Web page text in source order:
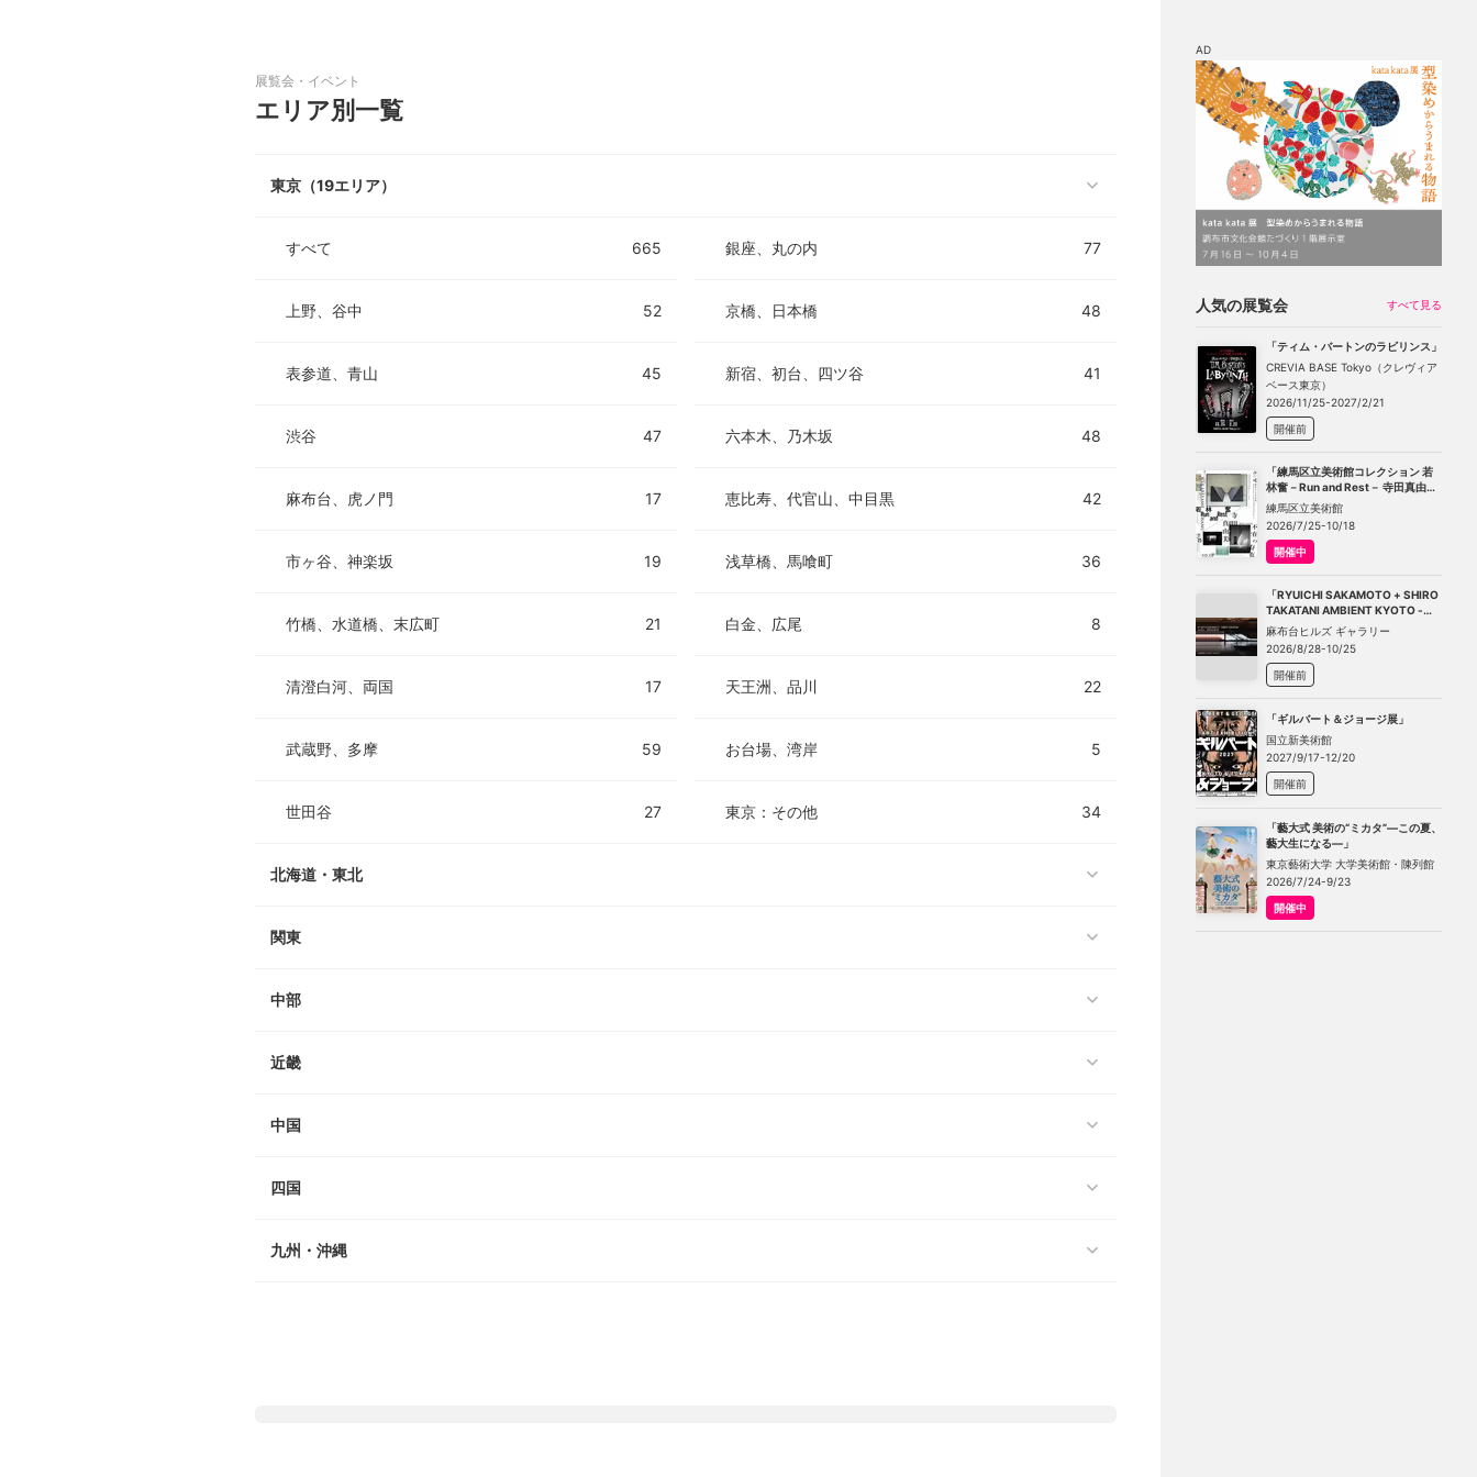
ホーム
展覧会タグ一覧
チケット割引
展覧会・イベント
エリア別一覧
東京（19エリア）
すべて 665 銀座、丸の内 77
上野、谷中 52 京橋、日本橋 48
表参道、青山 45 新宿、初台、四ツ谷 41
渋谷 47 六本木、乃木坂 48
麻布台、虎ノ門 17 恵比寿、代官山、中目黒 42
市ヶ谷、神楽坂 19 浅草橋、馬喰町 36
竹橋、水道橋、末広町 21 白金、広尾 8
清澄白河、両国 17 天王洲、品川 22
武蔵野、多摩 59 お台場、湾岸 5
世田谷 27 東京：その他 34
北海道・東北
関東
中部
近畿
中国
四国
九州・沖縄
AD
人気の展覧会 すべて見る
「ティム・バートンのラビリンス」
CREVIA BASE Tokyo（クレヴィア
ベース東京）
2026/11/25-2027/2/21
開催前
「練馬区立美術館コレクション 若
林奮－Run and Rest－ 寺田真由美
－不在の存在－」
練馬区立美術館
2026/7/25-10/18
開催中
「RYUICHI SAKAMOTO + SHIRO
TAKATANI AMBIENT KYOTO -
TOKYO」
麻布台ヒルズ ギャラリー
2026/8/28-10/25
開催前
「ギルバート＆ジョージ展」
国立新美術館
2027/9/17-12/20
開催前
「藝大式 美術の“ミカタ”―この夏、
藝大生になる―」
東京藝術大学 大学美術館・陳列館
2026/7/24-9/23
開催中